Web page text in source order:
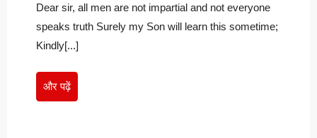
TEACHER
–Teacher
Dear sir, all men are not impartial and not everyone
speaks truth Surely my Son will learn this sometime;
Kindly[...]
और पढ़ेंऔर
पढ़ें